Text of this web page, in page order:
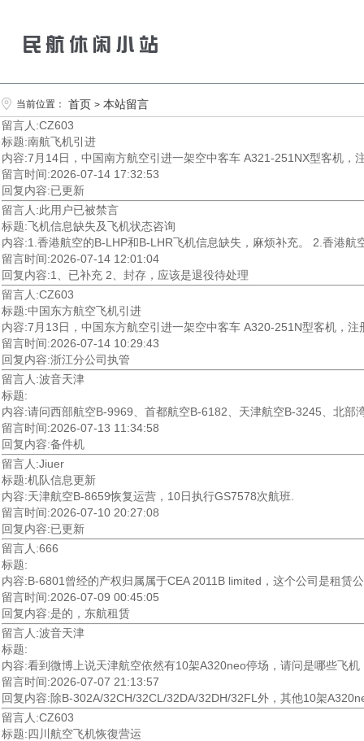
当前位置： 首页 > 本站留言
留言人:CZ603
标题:南航飞机引进
内容:7月14日，中国南方航空引进一架空中客车 A321-251NX型客机，
留言时间:2026-07-14 17:32:53
回复内容:已更新
留言人:此用户已被禁言
标题:飞机信息缺失及飞机状态咨询
内容:1.香港航空的B-LHP和B-LHR飞机信息缺失，麻烦补充。 2.香港
留言时间:2026-07-14 12:01:04
回复内容:1、已补充 2、封存，应该是退役待处理
留言人:CZ603
标题:中国东方航空飞机引进
内容:7月13日，中国东方航空引进一架空中客车 A320-251N型客机，
留言时间:2026-07-14 10:29:43
回复内容:浙江分公司执管
留言人:波音天津
标题:
内容:请问西部航空B-9969、首都航空B-6182、天津航空B-3245、北
留言时间:2026-07-13 11:34:58
回复内容:备件机
留言人:Jiuer
标题:机队信息更新
内容:天津航空B-8659恢复运营，10日执行GS7578次航班.
留言时间:2026-07-10 20:27:08
回复内容:已更新
留言人:666
标题:
内容:B-6801曾经的产权归属属于CEA 2011B limited，这个公司是租赁
留言时间:2026-07-09 00:45:05
回复内容:是的，东航租赁
留言人:波音天津
标题:
内容:看到微博上说天津航空依然有10架A320neo停场，请问是哪些飞机
留言时间:2026-07-07 21:13:57
回复内容:除B-302A/32CH/32CL/32DA/32DH/32FL外，其他10架
留言人:CZ603
标题:四川航空飞机恢復营运